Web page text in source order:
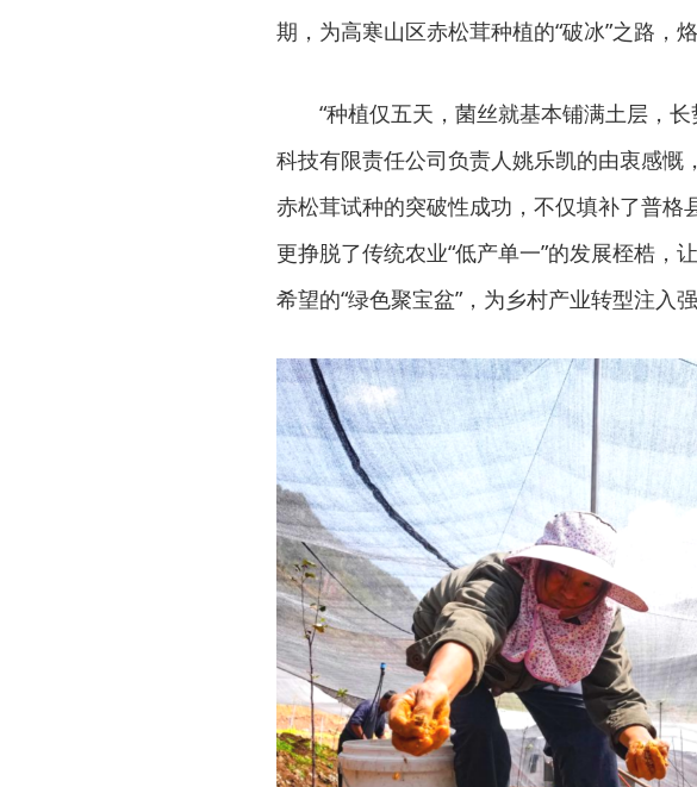
期，为高寒山区赤松茸种植的“破冰”之路，
“种植仅五天，菌丝就基本铺满土层，
科技有限责任公司负责人姚乐凯的由衷感慨
赤松茸试种的突破性成功，不仅填补了普格
更挣脱了传统农业“低产单一”的发展桎梏，
希望的“绿色聚宝盆”，为乡村产业转型注入强